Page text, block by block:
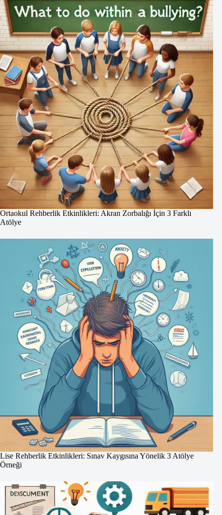
Ortaokul Rehberlik Etkinlikleri: Akran Zorbalığı İçin 3 Farklı
Atölye
Lise Rehberlik Etkinlikleri: Sınav Kaygısına Yönelik 3 Atölye
Örneği